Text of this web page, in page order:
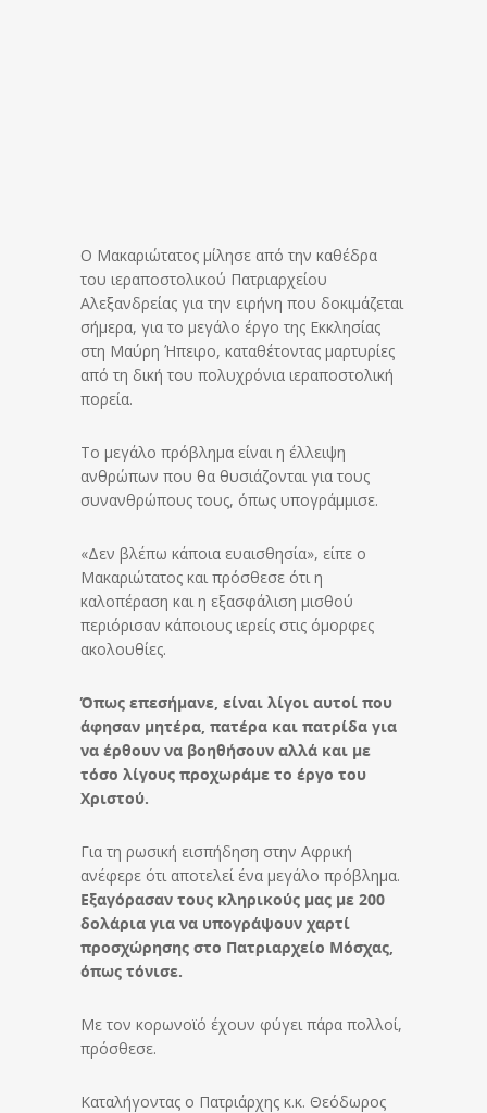
Ο Μακαριώτατος μίλησε από την καθέδρα
του ιεραποστολικού Πατριαρχείου
Αλεξανδρείας για την ειρήνη που δοκιμάζεται
σήμερα, για το μεγάλο έργο της Εκκλησίας
στη Μαύρη Ήπειρο, καταθέτοντας μαρτυρίες
από τη δική του πολυχρόνια ιεραποστολική
πορεία.
Το μεγάλο πρόβλημα είναι η έλλειψη
ανθρώπων που θα θυσιάζονται για τους
συνανθρώπους τους, όπως υπογράμμισε.
«Δεν βλέπω κάποια ευαισθησία», είπε ο
Μακαριώτατος και πρόσθεσε ότι η
καλοπέραση και η εξασφάλιση μισθού
περιόρισαν κάποιους ιερείς στις όμορφες
ακολουθίες.
Όπως επεσήμανε, είναι λίγοι αυτοί που
άφησαν μητέρα, πατέρα και πατρίδα για
να έρθουν να βοηθήσουν αλλά και με
τόσο λίγους προχωράμε το έργο του
Χριστού.
Για τη ρωσική εισπήδηση στην Αφρική
ανέφερε ότι αποτελεί ένα μεγάλο πρόβλημα.
Εξαγόρασαν τους κληρικούς μας με 200
δολάρια για να υπογράψουν χαρτί
προσχώρησης στο Πατριαρχείο Μόσχας,
όπως τόνισε.
Με τον κορωνοϊό έχουν φύγει πάρα πολλοί,
πρόσθεσε.
Καταλήγοντας ο Πατριάρχης κ.κ. Θεόδωρος